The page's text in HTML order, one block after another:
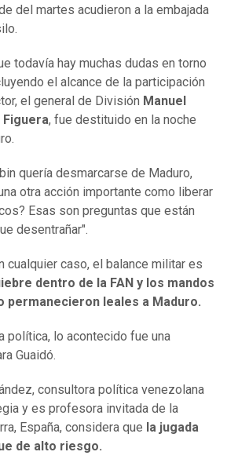
del martes acudieron a la embajada
todavía hay muchas dudas en torno
el alcance de la participación
el general de División Manuel
Figuera, fue destituido en la noche
quería desmarcarse de Maduro,
otra acción importante como liberar
Esas son preguntas que están
desentrañar".
cualquier caso, el balance militar es
dentro de la FAN y los mandos
permanecieron leales a Maduro.
política, lo acontecido fue una
Guaidó.
consultora política venezolana
y es profesora invitada de la
España, considera que la jugada
de alto riesgo.